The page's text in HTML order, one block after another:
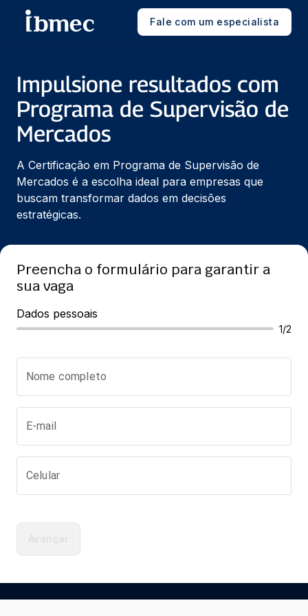
Fale com um especialista
Impulsione resultados com
Programa de Supervisão de
Mercados
A Certificação em Programa de Supervisão de
Mercados é a escolha ideal para empresas que
buscam transformar dados em decisões
estratégicas.
Preencha o formulário para garantir a
sua vaga
Dados pessoais
1/2
Nome completo
E-mail
Celular